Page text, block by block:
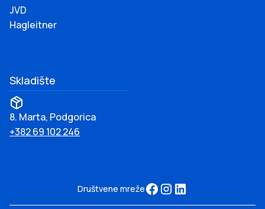
JVD
Hagleitner
Skladište
8. Marta, Podgorica
+382 69 102 246
Društvene mreže